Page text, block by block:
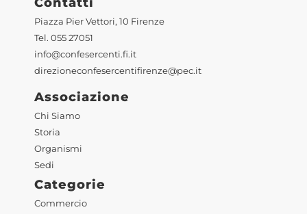
Piazza Pier Vettori, 10 Firenze
Tel. 055 27051
info@confesercenti.fi.it
direzioneconfesercentifirenze@pec.it
Associazione
Chi Siamo
Storia
Organismi
Sedi
Categorie
Commercio